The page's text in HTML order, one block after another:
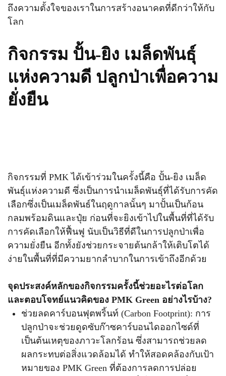
ถึงความตั้งใจของเราในการสร้างอนาคตที่ดีกว่าให้กับ
โลก
กิจกรรม ปั้น-ยิง เมล็ดพันธุ์
แห่งความดี ปลูกป่าเพื่อความ
ยั่งยืน
กิจกรรมที่ PMK ได้เข้าร่วมในครั้งนี้คือ ปั้น-ยิง เมล็ด
พันธุ์แห่งความดี ซึ่งเป็นการนำเมล็ดพันธุ์ที่ได้รับการคัด
เลือกซึ่งเป็นเมล็ดพันธ์ในฤดูกาลนั้นๆ มาปั้นเป็นก้อน
กลมพร้อมดินและปุ๋ย ก่อนที่จะยิงเข้าไปในพื้นที่ที่ได้รับ
การคัดเลือกให้ฟื้นฟู นับเป็นวิธีที่ดีในการปลูกป่าเพื่อ
ความยั่งยืน อีกทั้งยังช่วยกระจายต้นกล้าให้เติบโตได้
ง่ายในพื้นที่ที่มีความยากลำบากในการเข้าถึงอีกด้วย
จุดประสงค์หลักของกิจกรรมครั้งนี้ช่วยอะไรต่อโลก
และตอบโจทย์แนวคิดของ PMK Green อย่างไรบ้าง?
ช่วยลดคาร์บอนฟุตพริ้นท์ (Carbon Footprint): การ
ปลูกป่าจะช่วยดูดซับก๊าซคาร์บอนไดออกไซด์ที่
เป็นต้นเหตุของภาวะโลกร้อน ซึ่งสามารถช่วยลด
ผลกระทบต่อสิ่งแวดล้อมได้ ทำให้สอดคล้องกับเป้า
หมายของ PMK Green ที่ต้องการลดการปล่อย